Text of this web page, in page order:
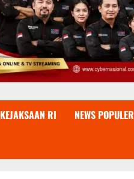
KEJAKSAAN RI NEWS POPULER